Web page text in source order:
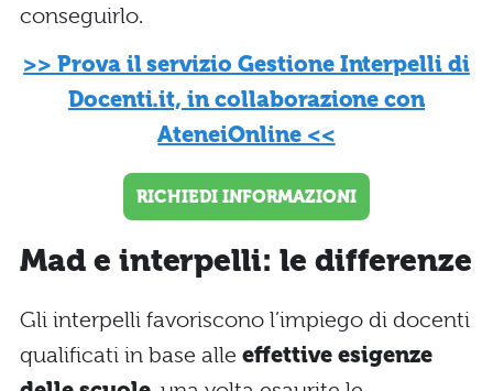
conseguirlo.
>> Prova il servizio Gestione Interpelli di
Docenti.it, in collaborazione con
AteneiOnline <<
RICHIEDI INFORMAZIONI
Mad e interpelli: le differenze
Gli interpelli favoriscono l’impiego di docenti
qualificati in base alle effettive esigenze